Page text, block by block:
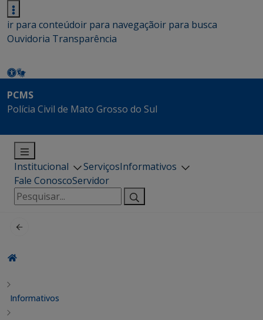
ir para conteúdoir para navegaçãoir para busca
Ouvidoria Transparência
PCMS
Polícia Civil de Mato Grosso do Sul
Institucional ServiçosInformativos
Fale ConoscoServidor
Pesquisar
por:
Informativos